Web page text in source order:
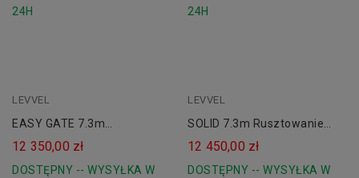
24H
24H
LEVVEL
EASY GATE 7.3m
Rusztowanie Aluminiowe
Jezdne 730 LEVVEL
12 350,00 zł
DOSTĘPNY -- WYSYŁKA W
LEVVEL
SOLID 7.3m Rusztowanie
Aluminiowe Jezdne LEVVEL
730
12 450,00 zł
DOSTĘPNY -- WYSYŁKA W